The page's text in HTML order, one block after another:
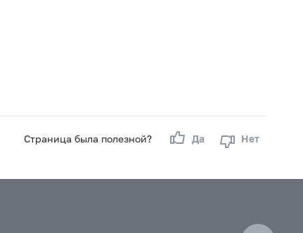
Страница была полезной? Да Нет